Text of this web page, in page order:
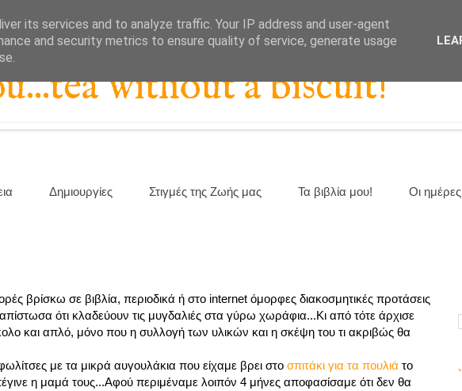
without a biscuit!
Δημιουργίες Στιγμές της Ζωής μας Τα βιβλία μου! Οι
βρίσκω σε βιβλία, περιοδικά ή στο internet όμορφες διακοσμητικές προτάσεις
ότι κλαδεύουν τις μυγδαλιές στα γύρω χωράφια...Κι από τότε άρχισε
και απλό, μόνο που η συλλογή των υλικών και η σκέψη του τι ακριβώς θα
με τα μικρά αυγουλάκια που είχαμε βρει στο σπιτάκι για τα πουλιά το
η μαμά τους...Αφού περιμέναμε λοιπόν 4 μήνες αποφασίσαμε ότι δεν θα
`
its services and to analyze traffic. Your IP address and user-agent
and security metrics to ensure quality of service, generate usage